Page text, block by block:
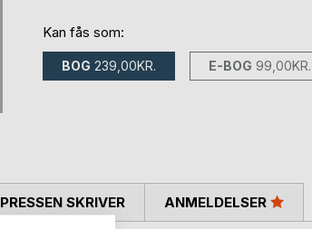
Kan fås som:
BOG 239,00KR. E-BOG 99,00KR.
PRESSEN SKRIVER ANMELDELSER